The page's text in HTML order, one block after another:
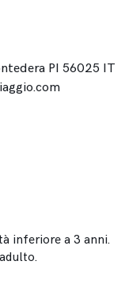
PI 56025 IT
inferiore a 3 anni.